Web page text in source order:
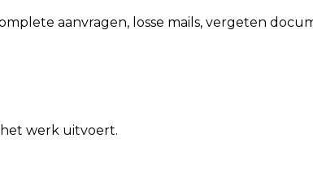
aanvragen, losse mails, vergeten
werk uitvoert.